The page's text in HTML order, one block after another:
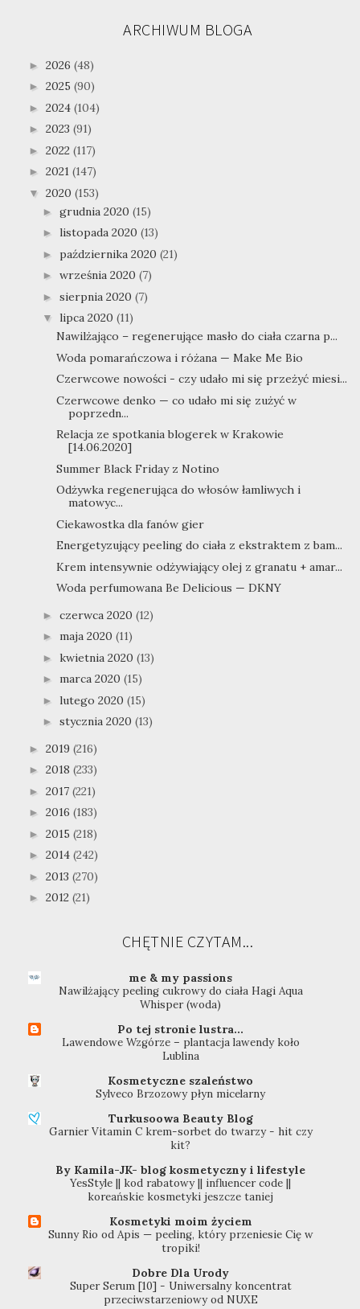
ARCHIWUM BLOGA
► 2026 (48)
► 2025 (90)
► 2024 (104)
► 2023 (91)
► 2022 (117)
► 2021 (147)
▼ 2020 (153)
► grudnia 2020 (15)
► listopada 2020 (13)
► października 2020 (21)
► września 2020 (7)
► sierpnia 2020 (7)
▼ lipca 2020 (11)
Nawilżająco – regenerujące masło do ciała czarna p...
Woda pomarańczowa i różana — Make Me Bio
Czerwcowe nowości - czy udało mi się przeżyć miesi...
Czerwcowe denko — co udało mi się zużyć w
poprzedn...
Relacja ze spotkania blogerek w Krakowie
[14.06.2020]
Summer Black Friday z Notino
Odżywka regenerująca do włosów łamliwych i
matowyc...
Ciekawostka dla fanów gier
Energetyzujący peeling do ciała z ekstraktem z bam...
Krem intensywnie odżywiający olej z granatu + amar...
Woda perfumowana Be Delicious — DKNY
► czerwca 2020 (12)
► maja 2020 (11)
► kwietnia 2020 (13)
► marca 2020 (15)
► lutego 2020 (15)
► stycznia 2020 (13)
► 2019 (216)
► 2018 (233)
► 2017 (221)
► 2016 (183)
► 2015 (218)
► 2014 (242)
► 2013 (270)
► 2012 (21)
CHĘTNIE CZYTAM...
me & my passions
Nawilżający peeling cukrowy do ciała Hagi Aqua
Whisper (woda)
Po tej stronie lustra...
Lawendowe Wzgórze – plantacja lawendy koło
Lublina
Kosmetyczne szaleństwo
Sylveco Brzozowy płyn micelarny
Turkusoowa Beauty Blog
Garnier Vitamin C krem-sorbet do twarzy - hit czy
kit?
By Kamila-JK- blog kosmetyczny i lifestyle
YesStyle || kod rabatowy || influencer code ||
koreańskie kosmetyki jeszcze taniej
Kosmetyki moim życiem
Sunny Rio od Apis — peeling, który przeniesie Cię w
tropiki!
Dobre Dla Urody
Super Serum [10] - Uniwersalny koncentrat
przeciwstarzeniowy od NUXE